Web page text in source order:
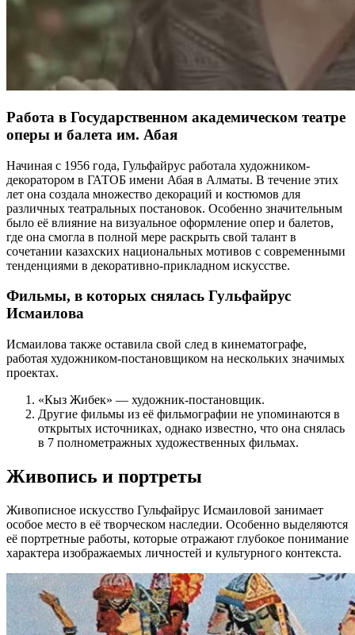
Работа в Государственном академическом театре
оперы и балета им. Абая
Начиная с 1956 года, Гульфайрус работала художником-
декоратором в ГАТОБ имени Абая в Алматы. В течение этих
лет она создала множество декораций и костюмов для
различных театральных постановок. Особенно значительным
было её влияние на визуальное оформление опер и балетов,
где она смогла в полной мере раскрыть свой талант в
сочетании казахских национальных мотивов с современными
тенденциями в декоративно-прикладном искусстве.
Фильмы, в которых снялась Гульфайрус
Исмаилова
Исмаилова также оставила свой след в кинематографе,
работая художником-постановщиком на нескольких значимых
проектах.
«Кыз Жибек» — художник-постановщик.
Другие фильмы из её фильмографии не упоминаются в
открытых источниках, однако известно, что она снялась
в 7 полнометражных художественных фильмах.
Живопись и портреты
Живописное искусство Гульфайрус Исмаиловой занимает
особое место в её творческом наследии. Особенно выделяются
её портретные работы, которые отражают глубокое понимание
характера изображаемых личностей и культурного контекста.